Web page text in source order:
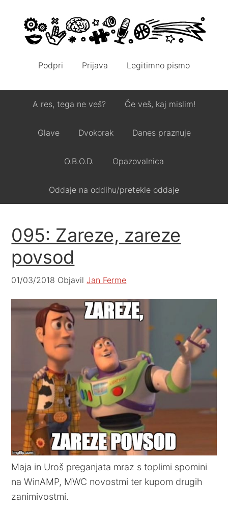
Podpri Prijava Legitimno pismo
A res, tega ne veš? Če veš, kaj mislim!
Glave Dvokorak Danes praznuje
O.B.O.D. Opazovalnica
Oddaje na oddihu/pretekle oddaje
095: Zareze, zareze
povsod
01/03/2018 ObjavilJan Ferme
Maja in Uroš preganjata mraz s toplimi spomini
na WinAMP, MWC novostmi ter kupom drugih
zanimivostmi.